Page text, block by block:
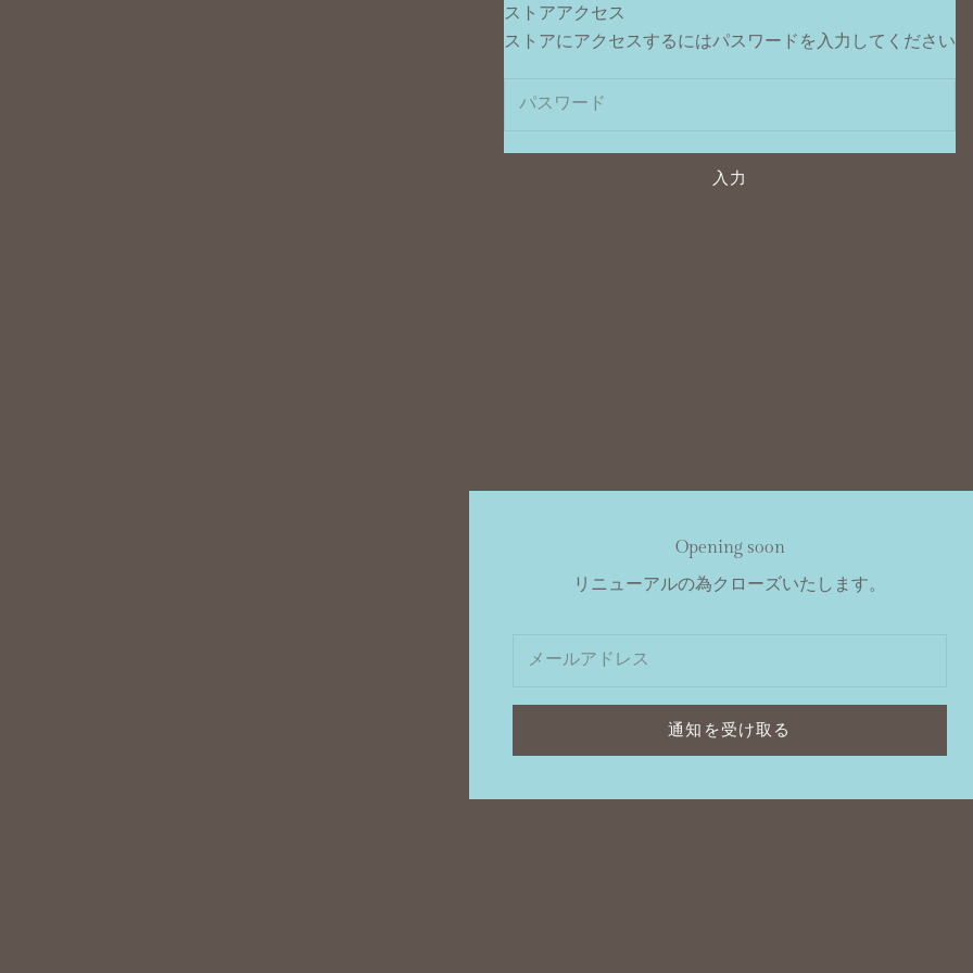
ストアアクセス
ストアにアクセスするにはパスワードを入力してください
入力
Opening soon
リニューアルの為クローズいたします。
通知を受け取る